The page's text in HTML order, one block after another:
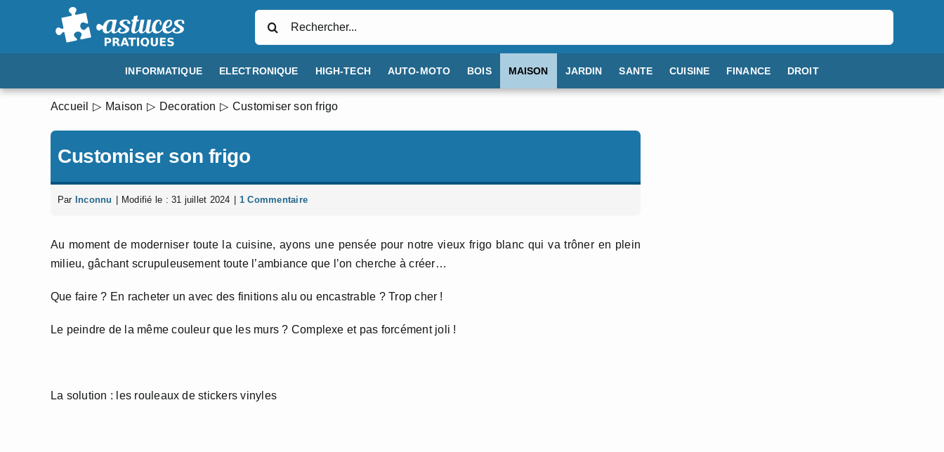
INFORMATIQUE ELECTRONIQUE HIGH-TECH AUTO-MOTO BOIS MAISON JARDIN SANTE CUISINE FINANCE DROIT
Accueil Maison Decoration Customiser son frigo
Customiser son frigo
Par Inconnu Modifié le : 31 juillet 2024 1 Commentaire
Au moment de moderniser toute la cuisine, ayons une pensée pour notre vieux frigo blanc qui va trôner en plein
milieu, gâchant scrupuleusement toute l’ambiance que l’on cherche à créer…
Que faire ? En racheter un avec des finitions alu ou encastrable ? Trop cher !
Le peindre de la même couleur que les murs ? Complexe et pas forcément joli !
La solution : les rouleaux de stickers vinyles